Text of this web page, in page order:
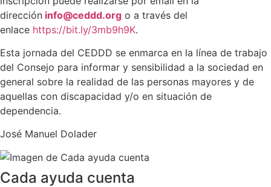
dirección info@ceddd.org o a través del
enlace https://bit.ly/3mb9h9K.
Esta jornada del CEDDD se enmarca en la línea de trabajo
del Consejo para informar y sensibilidad a la sociedad en
general sobre la realidad de las personas mayores y de
aquellas con discapacidad y/o en situación de
dependencia.
José Manuel Dolader
Cada ayuda cuenta